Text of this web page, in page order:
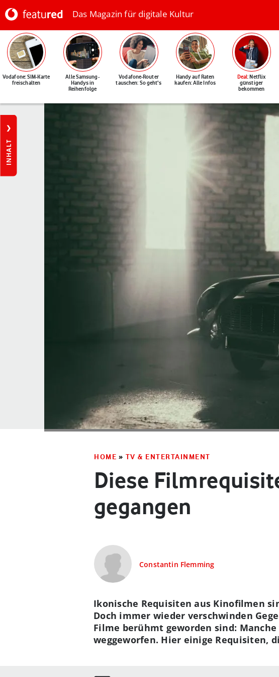
Das Magazin für digitale Kultur
Vodafone: SIM-Karte
freischalten
Alle Samsung-
Handys in
Reihenfolge
Vodafone-Router
tauschen: So geht's
Handy auf Raten
kaufen: Alle Infos
Deal: Netflix
günstiger
bekommen
INHALT
HOME » TV & ENTERTAINMENT
Diese
gegangen
Constantin Flemming
Ikonische Requisiten aus Kinofilmen
Doch immer wieder verschwinden
Filme berühmt geworden sind:
weggeworfen. Hier einige Requisiten,